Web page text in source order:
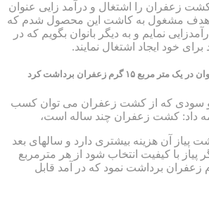
زعفران را اشتغال و درآمد زایی عنوان
هدف مشغول به کاشت این محصول شدم که
نمایم و به دیگر بانوان بگویم که در
خود ایجاد اشتغال نمایند.
۱۵ گرم زعفران برداشت کرد
و سودی که از کشت زعفران می توان کسب
داد: کشت زعفران چند ساله است،
پیاز آن هزینه بیشتری دارد و سالهای بعد
پیاز با کیفیت انتخاب شود از هر مترمربع
حدود ۱۵ گرم زعفران برداشت نمود که در آمد قابل